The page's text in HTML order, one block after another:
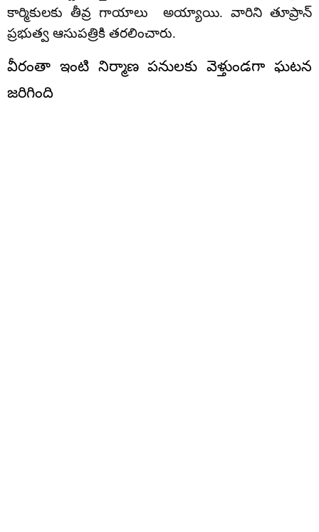
కార్మికులకు తీవ్ర గాయాలు అయ్యాయి. వారిని తూప్రాన్
ప్రభుత్వ ఆసుపత్రికి తరలించారు.
వీరంతా ఇంటి నిర్మాణ పనులకు వెళ్తుండగా ఘటన
జరిగింది